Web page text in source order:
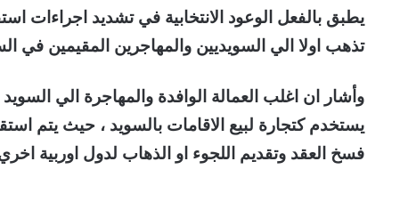
يطبق بالفعل الوعود الانتخابية في تشديد اجراءات
تذهب اولا الي السويديين والمهاجرين المقيمين في
وأشار ان اغلب العمالة الوافدة والمهاجرة الي
يستخدم كتجارة لبيع الاقامات بالسويد ، حيث يتم
فسخ العقد وتقديم اللجوء او الذهاب لدول اوربية